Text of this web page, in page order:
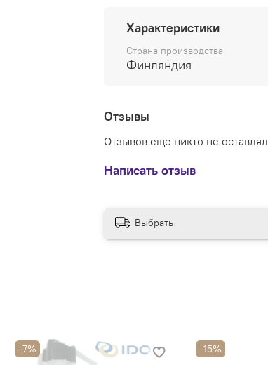
Характеристики
Страна производства
Финляндия
Отзывы
Отзывов еще никто не оставлял
Написать отзыв
Выбрать
-7% -15%